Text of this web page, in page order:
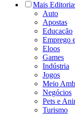
Mais
Auto
Apostas
Educação
Emprego
Eloos
Games
Indústria
Jogos
Meio
Negócios
Pets e
Turismo